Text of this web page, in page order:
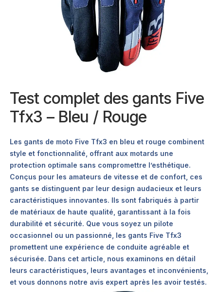
Test complet des gants Five
Tfx3 – Bleu / Rouge
Les gants de moto Five Tfx3 en bleu et rouge combinent
style et fonctionnalité, offrant aux motards une
protection optimale sans compromettre l’esthétique.
Conçus pour les amateurs de vitesse et de confort, ces
gants se distinguent par leur design audacieux et leurs
caractéristiques innovantes. Ils sont fabriqués à partir
de matériaux de haute qualité, garantissant à la fois
durabilité et sécurité. Que vous soyez un pilote
occasionnel ou un passionné, les gants Five Tfx3
promettent une expérience de conduite agréable et
sécurisée. Dans cet article, nous examinons en détail
leurs caractéristiques, leurs avantages et inconvénients,
et vous donnons notre avis expert après les avoir testés.